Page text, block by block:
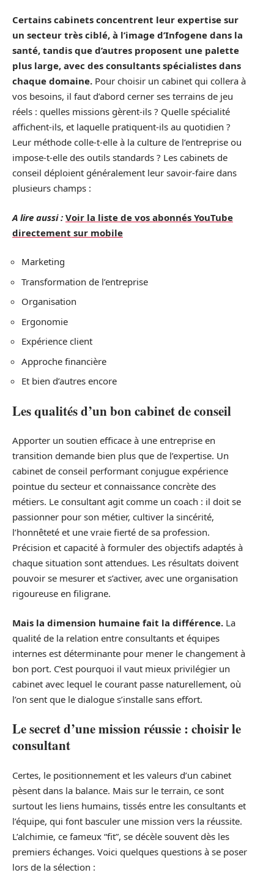
Certains cabinets concentrent leur expertise sur
un secteur très ciblé, à l’image d’Infogene dans la
santé, tandis que d’autres proposent une palette
plus large, avec des consultants spécialistes dans
chaque domaine. Pour choisir un cabinet qui collera à
vos besoins, il faut d’abord cerner ses terrains de jeu
réels : quelles missions gèrent-ils ? Quelle spécialité
affichent-ils, et laquelle pratiquent-ils au quotidien ?
Leur méthode colle-t-elle à la culture de l’entreprise ou
impose-t-elle des outils standards ? Les cabinets de
conseil déploient généralement leur savoir-faire dans
plusieurs champs :
A lire aussi : Voir la liste de vos abonnés YouTube
directement sur mobile
Marketing
Transformation de l’entreprise
Organisation
Ergonomie
Expérience client
Approche financière
Et bien d’autres encore
Les qualités d’un bon cabinet de conseil
Apporter un soutien efficace à une entreprise en
transition demande bien plus que de l’expertise. Un
cabinet de conseil performant conjugue expérience
pointue du secteur et connaissance concrète des
métiers. Le consultant agit comme un coach : il doit se
passionner pour son métier, cultiver la sincérité,
l’honnêteté et une vraie fierté de sa profession.
Précision et capacité à formuler des objectifs adaptés à
chaque situation sont attendues. Les résultats doivent
pouvoir se mesurer et s’activer, avec une organisation
rigoureuse en filigrane.
Mais la dimension humaine fait la différence. La
qualité de la relation entre consultants et équipes
internes est déterminante pour mener le changement à
bon port. C’est pourquoi il vaut mieux privilégier un
cabinet avec lequel le courant passe naturellement, où
l’on sent que le dialogue s’installe sans effort.
Le secret d’une mission réussie : choisir le
consultant
Certes, le positionnement et les valeurs d’un cabinet
pèsent dans la balance. Mais sur le terrain, ce sont
surtout les liens humains, tissés entre les consultants et
l’équipe, qui font basculer une mission vers la réussite.
L’alchimie, ce fameux “fit”, se décèle souvent dès les
premiers échanges. Voici quelques questions à se poser
lors de la sélection :